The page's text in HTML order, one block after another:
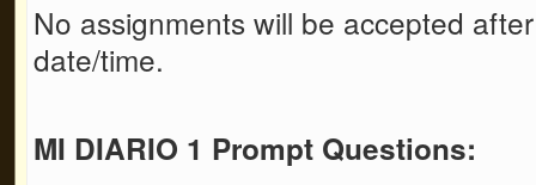
No assignments will be accepted
date/time.
MI DIARIO 1 Prompt Questions: